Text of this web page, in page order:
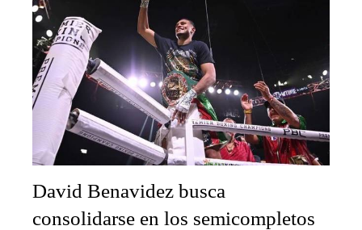
David Benavidez busca
consolidarse en los semicompletos